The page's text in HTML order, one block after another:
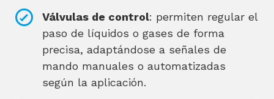
Válvulas de control: permiten regular el
paso de líquidos o gases de forma
precisa, adaptándose a señales de
mando manuales o automatizadas
según la aplicación.